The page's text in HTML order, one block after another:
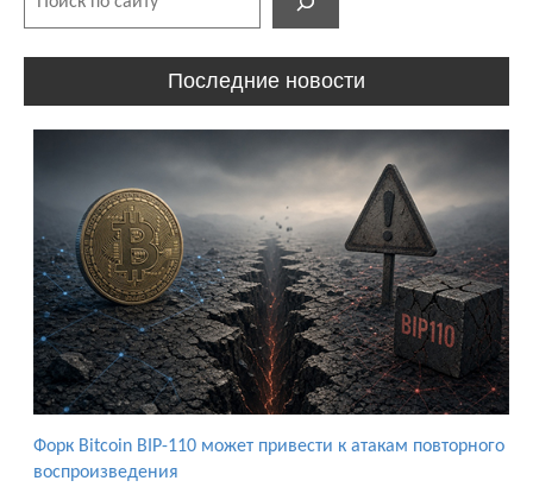
Последние новости
Форк Bitcoin BIP-110 может привести к атакам повторного
воспроизведения